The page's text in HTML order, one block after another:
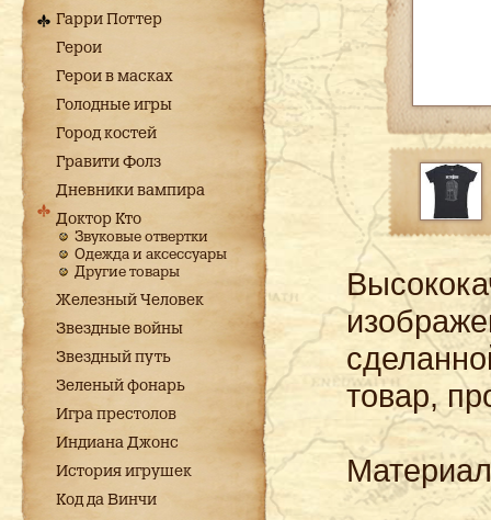
Гарри Поттер
Герои
Герои в масках
Голодные игры
Город костей
Гравити Фолз
Дневники вампира
Доктор Кто
Звуковые отвертки
Одежда и аксессуары
Другие товары
Железный Человек
Звездные войны
Звездный путь
Зеленый фонарь
Игра престолов
Индиана Джонс
История игрушек
Код да Винчи
товар,